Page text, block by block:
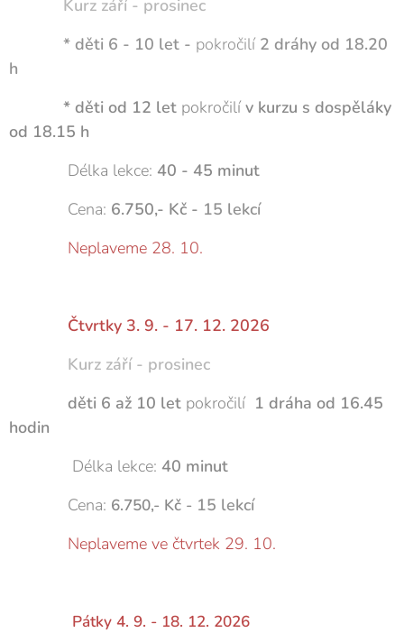
Kurz září - prosinec
* děti 6 - 10 let - pokročilí 2 dráhy od 18.20
h
* děti od 12 let pokročilív kurzu s dospěláky
od 18.15 h
Délka lekce: 40 - 45 minut
Cena: 6.750,- Kč - 15 lekcí
Neplaveme 28. 10.
Čtvrtky 3. 9. - 17. 12. 2026
Kurz září - prosinec
děti 6 až 10 let pokročilí 1 dráha od 16.45
hodin
Délka lekce: 40 minut
Cena: 6.750,- Kč - 15 lekcí
Neplaveme ve čtvrtek 29. 10.
Pátky 4. 9. - 18. 12. 2026